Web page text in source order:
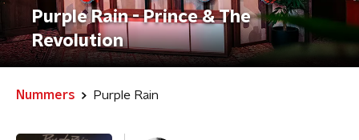
Purple Rain - Prince & The
Revolution
Nummers Purple Rain